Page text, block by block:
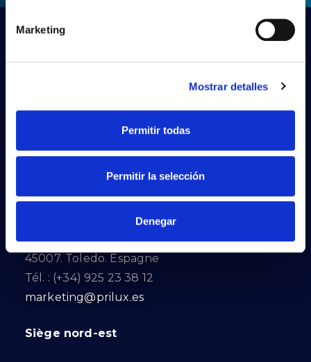
Marketing
Mostrar detalles
Permitir todas
Permitir la selección
Denegar
Siège social
Calle Río Jarama, 149
45007. Toledo. Espagne
Tél. : (+34) 925 23 38 12
marketing@prilux.es
Siège nord-est